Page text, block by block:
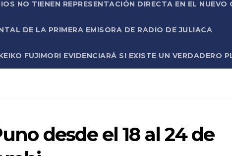
NO TIENEN REPRESENTACIÓN DIRECTA EN EL NUEVO
DE LA PRIMERA EMISORA DE RADIO DE JULIACA
FUJIMORI EVIDENCIARÁ SI EXISTE UN VERDADERO
desde el 18 al 24 de